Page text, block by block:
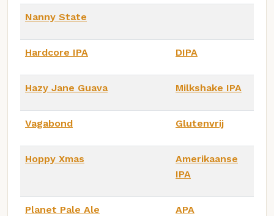
Nanny State
Hardcore IPA DIPA
Hazy Jane Guava Milkshake IPA
Vagabond Glutenvrij
Hoppy Xmas
Amerikaanse
IPA
Planet Pale Ale APA